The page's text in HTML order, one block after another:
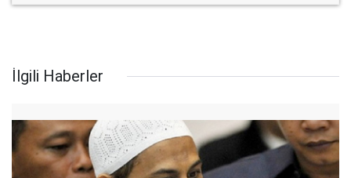
İlgili Haberler